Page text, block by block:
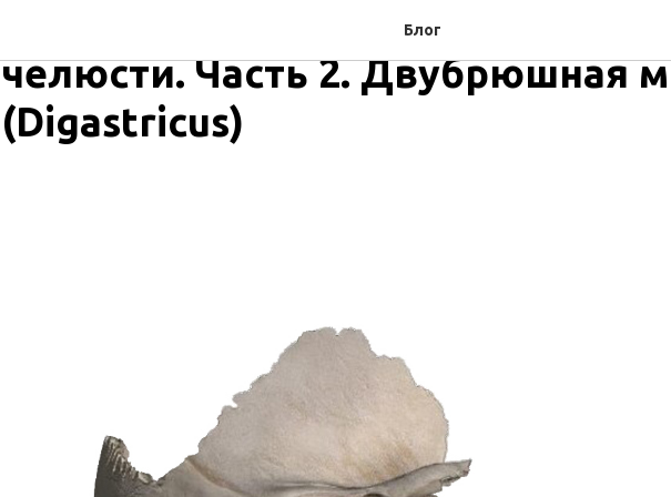
Блог
Психологическое значение мышц
челюсти. Часть 2. Двубрюшная
(Digastricus)